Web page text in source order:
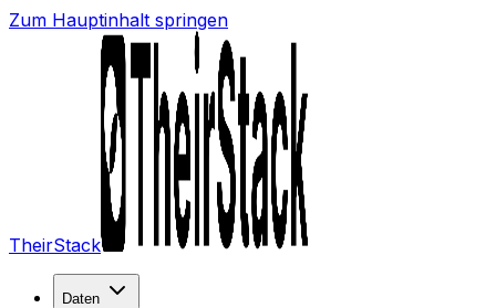
Zum Hauptinhalt springen
TheirStack
Daten